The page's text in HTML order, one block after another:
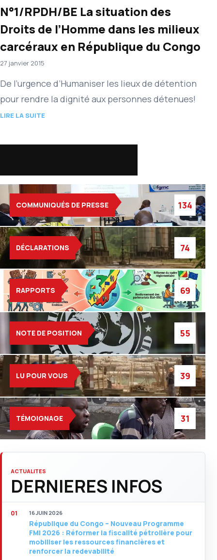
N°1/RPDH/BE La situation des
Droits de l’Homme dans les milieux
carcéraux en République du Congo
27 janvier 2015
De l’urgence d’Humaniser les lieux de détention
pour rendre la dignité aux personnes détenues!
LIRE LA SUITE
COMMUNIQUÉS DE PRESSE 134
DÉCLARATIONS 74
RAPPORTS 69
NOTE DE POSITION 55
LU POUR VOUS 39
TÉMOIGNAGE 31
ACTUALITES
DERNIERES INFOS
16 JUIN 2026
République du Congo – Nouveau Programme
FMI 2026 : Réformer la fiscalité pétrolière pour
mobiliser les ressources financières et
renforcer la redevabilité